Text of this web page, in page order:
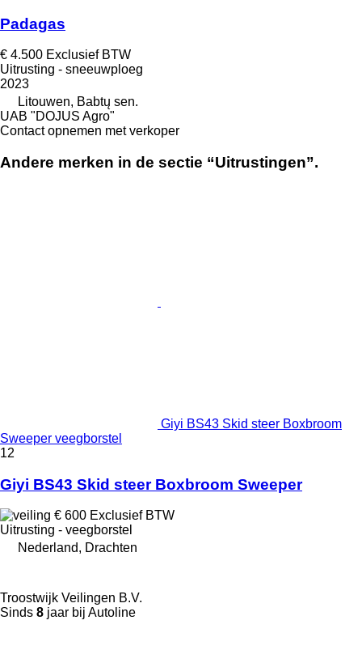
Padagas
€ 4.500 Exclusief BTW
Uitrusting - sneeuwploeg
2023
Litouwen, Babtų sen.
UAB "DOJUS Agro"
Contact opnemen met verkoper
Andere merken in de sectie “Uitrustingen”.
Giyi BS43 Skid steer Boxbroom
Sweeper veegborstel
12
Giyi BS43 Skid steer Boxbroom Sweeper
€ 600 Exclusief BTW
Uitrusting - veegborstel
Nederland, Drachten
Troostwijk Veilingen B.V.
Sinds 8 jaar bij Autoline